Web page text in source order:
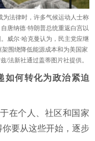
为法律时，许多气候运动人士称
唐纳德·特朗普总统重返白宫以
威尔·哈克曼认为，民主党应继
围绕降低能源成本和为美国家
/法新社通过盖蒂图片社提供。
如何转化为政治紧迫
在个人、社区和国家
要从这些开始，逐步